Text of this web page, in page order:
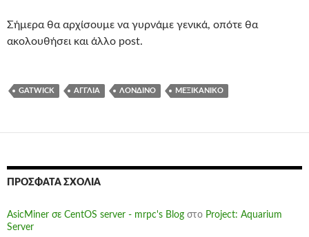
Σήμερα θα αρχίσουμε να γυρνάμε γενικά, οπότε θα
ακολουθήσει και άλλο post.
GATWICK ΑΓΓΛΊΑ ΛΟΝΔΊΝΟ ΜΕΞΙΚΆΝΙΚΟ
ΠΡΌΣΦΑΤΑ ΣΧΌΛΙΑ
AsicMiner σε CentOS server - mrpc's Blog στο Project: Aquarium
Server